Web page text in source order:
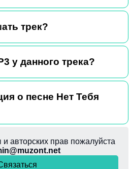
трек?
у данного трека?
о песне Нет Тебя
авторских прав пожалуйста